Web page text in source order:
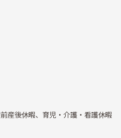
産後休暇、育児・介護・看護休暇